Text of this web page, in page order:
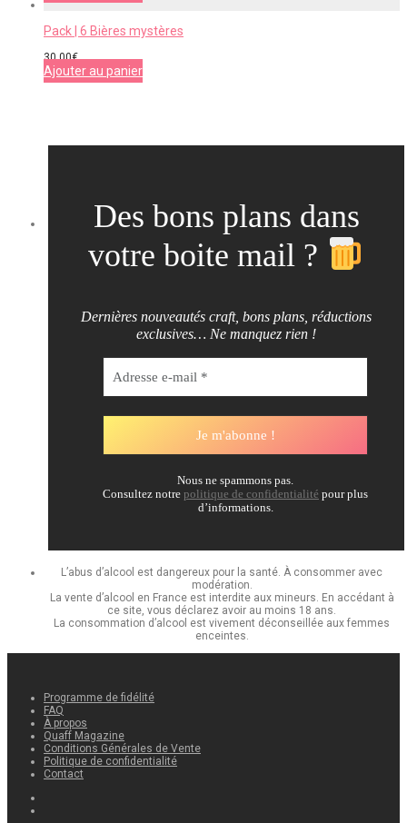
Pack | 6 Bières mystères
30,00€
Ajouter au panier
Des bons plans dans
votre boite mail ?
Dernières nouveautés craft, bons plans, réductions
exclusives… Ne manquez rien !
Nous ne spammons pas.
Consultez notre politique de confidentialité pour plus
d’informations.
L’abus d’alcool est dangereux pour la santé. À consommer avec
modération.
La vente d’alcool en France est interdite aux mineurs. En accédant à
ce site, vous déclarez avoir au moins 18 ans.
La consommation d’alcool est vivement déconseillée aux femmes
enceintes.
Programme de fidélité
FAQ
À propos
Quaff Magazine
Conditions Générales de Vente
Politique de confidentialité
Contact